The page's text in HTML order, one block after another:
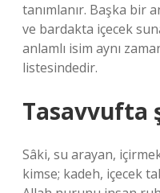
tanımlanır. Başka bir
ve bardakta içecek
anlamlı isim aynı
listesindedir.
Tasavvufta
Sâki, su arayan,
kimse; kadeh, içecek